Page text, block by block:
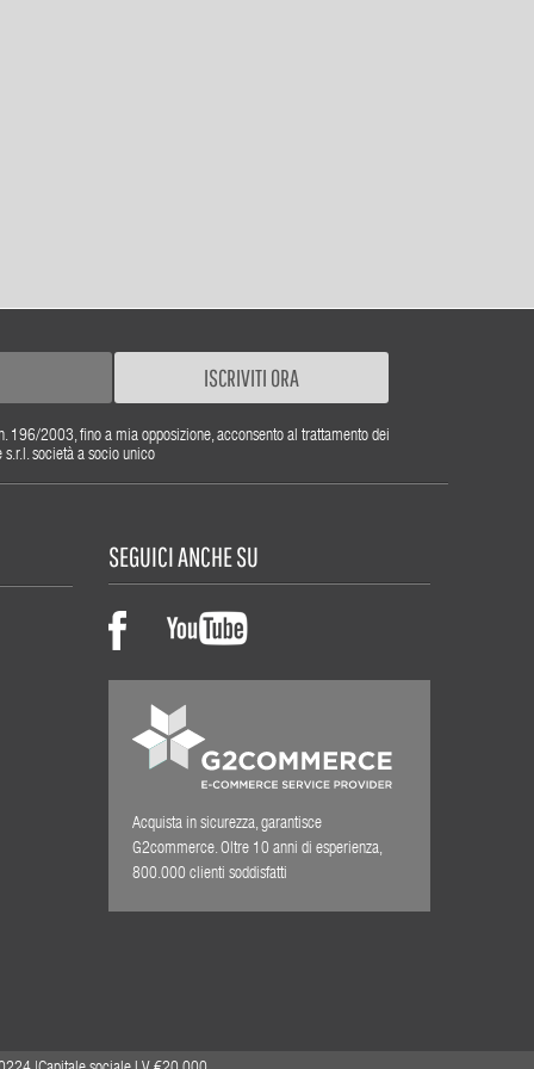
ISCRIVITI ORA
196/2003, fino a mia opposizione, acconsento al trattamento dei
società a socio unico
SEGUICI ANCHE SU
Acquista in sicurezza, garantisce
G2commerce. Oltre 10 anni di esperienza,
800.000 clienti soddisfatti